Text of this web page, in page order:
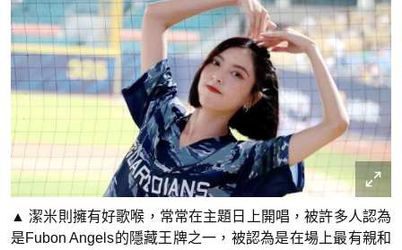
▲ 潔米則擁有好歌喉，常常在主題日上開唱，被許多人認為
是Fubon Angels的隱藏王牌之一，被認為是在場上最有親和